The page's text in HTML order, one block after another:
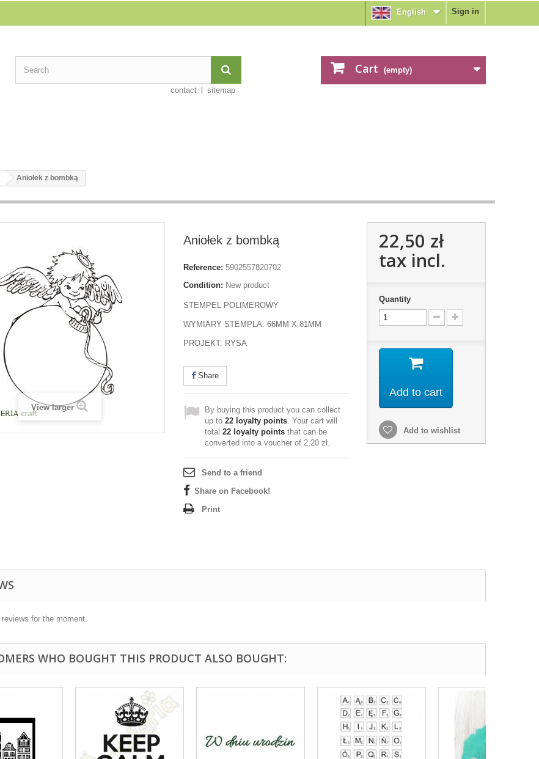
Sign in
English
Cart (empty)
contact sitemap
Aniołek z bombką
View larger
Aniołek z bombką
Reference: 5902557820702
Condition: New product
STEMPEL POLIMEROWY
WYMIARY STEMPLA: 66MM X 81MM
PROJEKT: RYSA
Share
By buying this product you can collect
up to 22 loyalty points. Your cart will
total 22 loyalty points that can be
converted into a voucher of 2,20 zł.
Send to a friend
Share on Facebook!
Print
22,50 zł
tax incl.
Quantity
Add to cart
Add to wishlist
reviews for the moment.
WHO BOUGHT THIS PRODUCT ALSO BOUGHT: